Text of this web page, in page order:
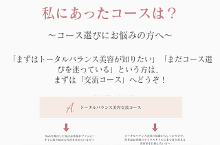
​私にあったコースは？
〜コース選びにお悩みの方へ〜
「まずはトータルバランス美容が知りたい」「まだコース選
びを迷っている」という方は、
まずは「交流コース」へどうぞ！